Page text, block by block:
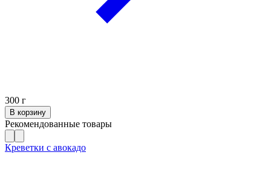
300 г
В корзину
Рекомендованные товары
Креветки с авокадо